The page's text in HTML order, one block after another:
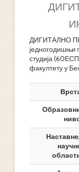
ДИГИТАЛНО
једногодишњи
студија
факултету у